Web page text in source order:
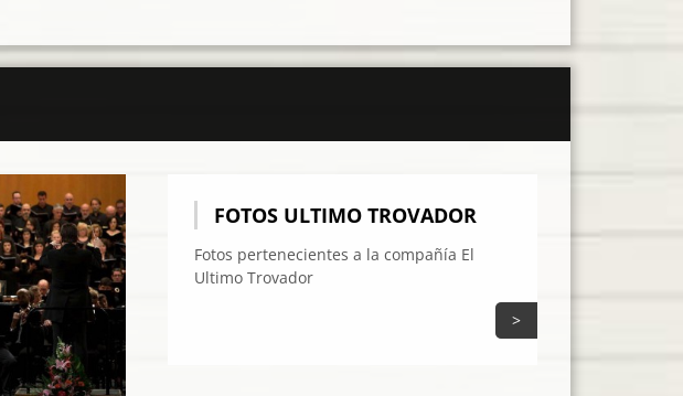
FOTOS ULTIMO TROVADOR
Fotos pertenecientes a la compañía El
Ultimo Trovador
>